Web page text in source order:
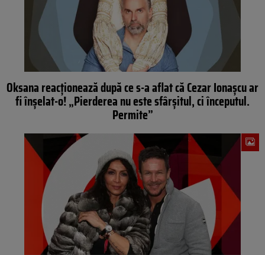
Oksana reacționează după ce s-a aflat că Cezar Ionașcu ar
fi înșelat-o! „Pierderea nu este sfârșitul, ci începutul.
Permite”